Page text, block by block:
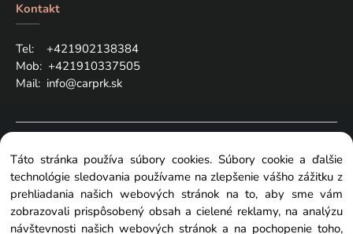
Kontakt
Tel: +421902138384
Mob: +421910337505
Mail: info@carprk.sk
Táto stránka používa súbory cookies. Súbory cookie a ďalšie
technológie sledovania používame na zlepšenie vášho zážitku z
prehliadania našich webových stránok na to, aby sme vám
zobrazovali prispôsobený obsah a cielené reklamy, na analýzu
návštevnosti našich webových stránok a na pochopenie toho,